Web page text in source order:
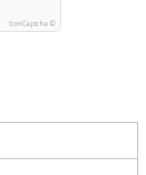
IconCaptcha ©